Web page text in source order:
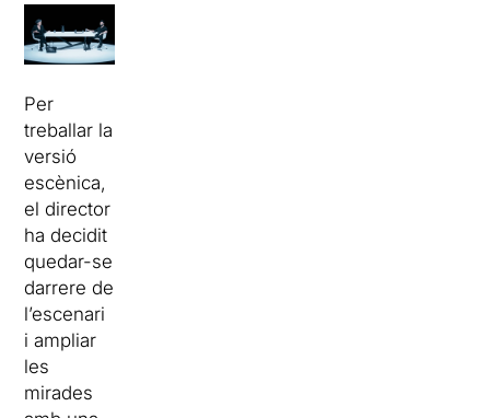
Per
treballar la
versió
escènica,
el director
ha decidit
quedar-se
darrere de
l’escenari
i ampliar
les
mirades